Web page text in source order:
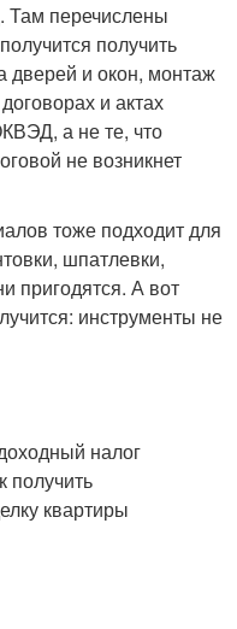
перечислены
получить
дверей и окон, монтаж
и актах
а не те, что
не возникнет
тоже подходит для
шпатлевки,
пригодятся. А вот
инструменты не